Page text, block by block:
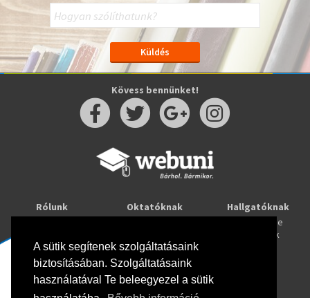
A sütik segítenek szolgáltatásaink
biztosításában. Szolgáltatásaink
használatával Te beleegyezel a sütik
Kövess bennünket!
Rólunk
Oktatóknak
Webuni Stúdió
Hallgatóknak
Tanulj online
Képzések
Info
Adatkezelési tájékoztató
ÁSZF